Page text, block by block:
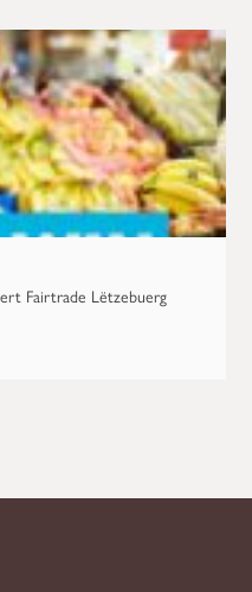
Fairtrade Lëtzebuerg